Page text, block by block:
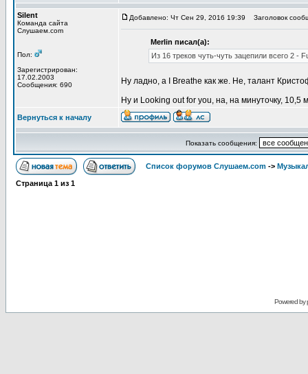
Silent
Команда сайта
Слушаем.com
Пол:
Зарегистрирован:
17.02.2003
Сообщения: 690
Добавлено: Чт Сен 29, 2016 19:39 Заголовок
Merlin писал(а):
Из 16 треков чуть-чуть зацепили всего 2 -
Ну ладно, а I Breathe как же. Не, талант
Ну и Looking out for you, на, на минуточку, 10,5
Вернуться к началу
Показать сообщения:
Список форумов Слушаем.com ->
Страница 1 из 1
Powered by